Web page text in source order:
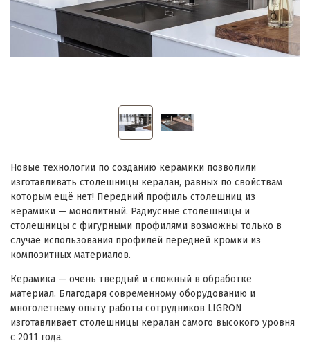
Новые технологии по созданию керамики позволили
изготавливать столешницы кералан, равных по свойствам
которым ещё нет! Передний профиль столешниц из
керамики — монолитный. Радиусные столешницы и
столешницы с фигурными профилями возможны только в
случае использования профилей передней кромки из
композитных материалов.
Керамика — очень твердый и сложный в обработке
материал. Благодаря современному оборудованию и
многолетнему опыту работы сотрудников LIGRON
изготавливает столешницы кералан самого высокого уровня
с 2011 года.